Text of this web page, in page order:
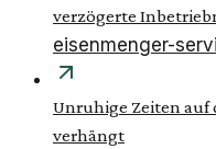
verzögerte
eisenmenger-
Unruhige Zeiten auf
verhängt